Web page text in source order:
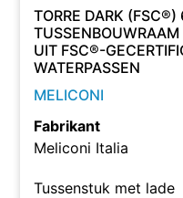
TORRE DARK
UIT FSC®-
WATERPASSEN
MELICONI
Fabrikant
Meliconi Italia
Tussenstuk met lade